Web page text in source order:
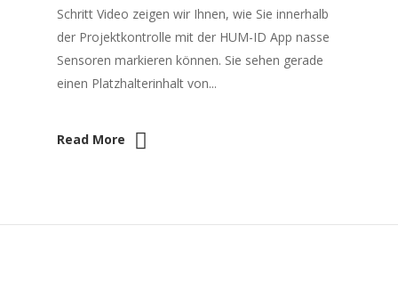
Schritt Video zeigen wir Ihnen, wie Sie innerhalb
der Projektkontrolle mit der HUM-ID App nasse
Sensoren markieren können. Sie sehen gerade
einen Platzhalterinhalt von...
Read More